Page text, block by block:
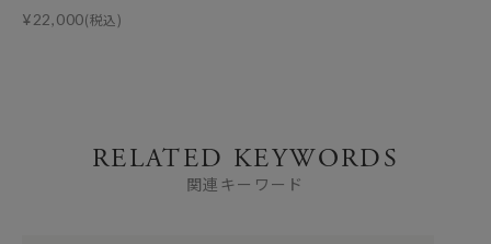
¥22,000(税込)
RELATED KEYWORDS
関連キーワード